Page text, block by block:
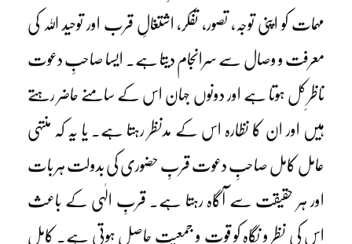
مہمات کو اپنی توجہ، تصور، تفکر، اشتغالِ قرب اور توحید اللہ کی
معرفت و وصال سے سرانجام دیتا ہے۔ ایسا صاحبِ دعوت
ناظرِ کل ہوتا ہے اور دونوں جہان اس کے سامنے حاضر رہتے
ہیں اور ان کا نظارہ اس کے مدنظر رہتا ہے۔ یا یہ کہ منتہی
عامل کامل صاحبِ دعوت قربِ حضوری کی بدولت ہر بات
اور ہر حقیقت سے آگاہ رہتا ہے۔ قربِ الٰہی کے باعث
اس کی نظر و نگاہ کو قوت و جمعیت حاصل ہوتی ہے۔ کامل